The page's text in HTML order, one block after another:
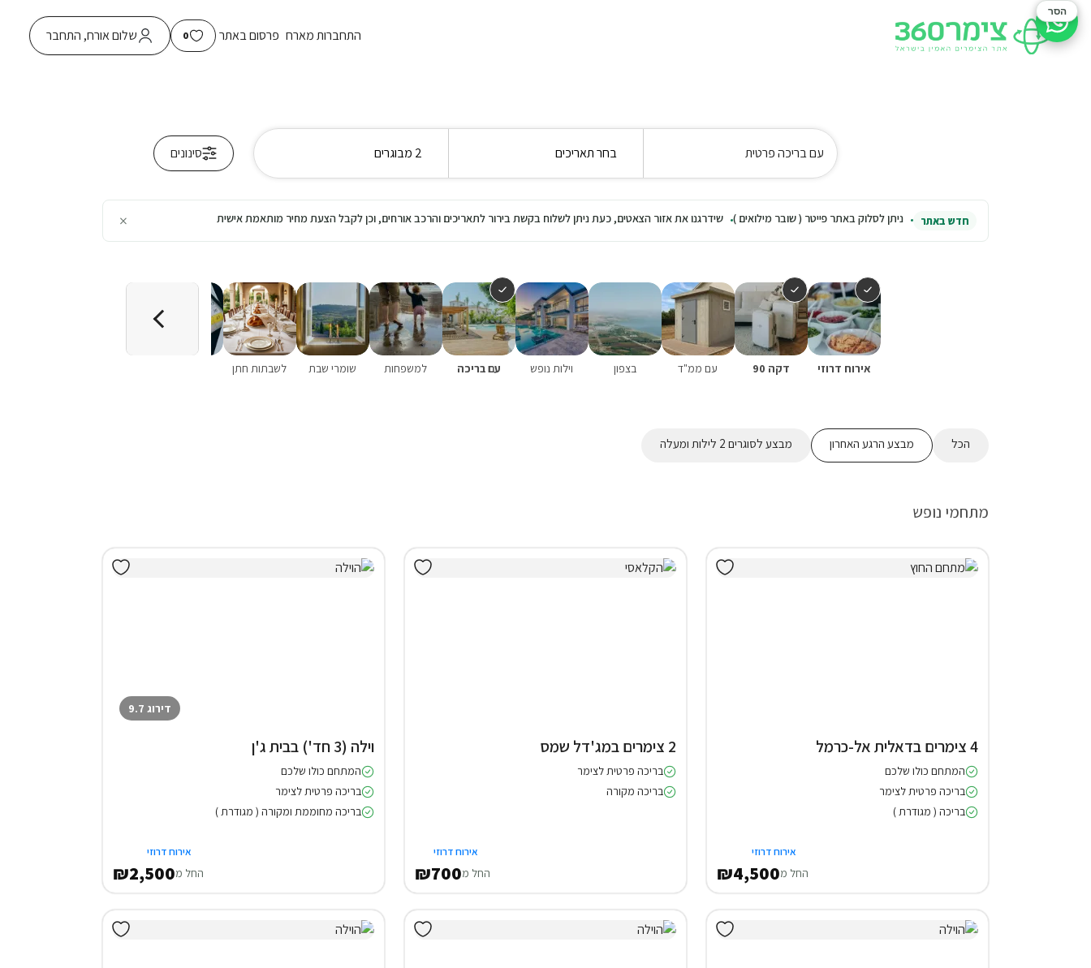
התחברות מארח פרסום באתר 0 שלום אורח, התחבר
עם בריכה פרטית בחר תאריכים 2 מבוגרים סינונים
חדש באתר ניתן לסלוק באתר פייטר ( שובר מילואים ) שידרגנו את אזור הצאטים, כעת ניתן לשלוח בקשת בירור לתאריכים והרכב אורחים, וכן לקבל הצעת מחיר מותאמת אישית ×
אירוח דרוזי דקה 90 עם ממ"ד בצפון וילות נופש עם בריכה למשפחות שומרי שבת לשבתות חתן
הכל מבצע הרגע האחרון מבצע לסוגרים 2 לילות ומעלה
מתחמי נופש
4 צימרים בדאלית אל-כרמל
המתחם כולו שלכם
בריכה פרטית לצימר
בריכה ( מגודרת )
אירוח דרוזי
החל מ₪4,500
2 צימרים במג'דל שמס
בריכה פרטית לצימר
בריכה מקורה
אירוח דרוזי
החל מ₪700
דירוג 9.7
וילה (3 חד') בבית ג'ן
המתחם כולו שלכם
בריכה פרטית לצימר
בריכה מחוממת ומקורה ( מגודרת )
אירוח דרוזי
החל מ₪2,500
סיוע בהזמנה
הסר